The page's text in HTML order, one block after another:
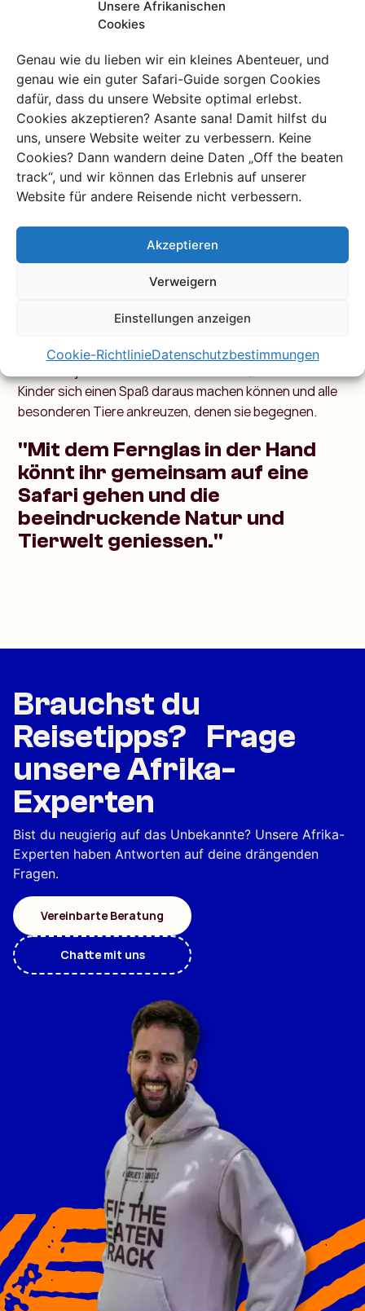
Unsere Afrikanischen
Cookies
Genau wie du lieben wir ein kleines Abenteuer, und
genau wie ein guter Safari-Guide sorgen Cookies
dafür, dass du unsere Website optimal erlebst.
Cookies akzeptieren? Asante sana! Damit hilfst du
uns, unsere Website weiter zu verbessern. Keine
Cookies? Dann wandern deine Daten „Off the beaten
track“, und wir können das Erlebnis auf unserer
Website für andere Reisende nicht verbessern.
Akzeptieren
Verweigern
Einstellungen anzeigen
Cookie-RichtlinieDatenschutzbestimmungen
bevor die Safari beginnt? Kenia ist das einzige Land der
Welt, in dem ein Nationalpark an die Hauptstadt
angrenzt: Etwas außerhalb des Zentrums der
Megastadt Nairobibetrittst den kleinsten Park des
Landes. Wobei klein relativ ist. Mit der Skyline im
Hintergrund siehst du garantiert Giraffen, Büffel,
Zebras und Antilopen, und auch Löwen sind hier eher
überquert eine Familie der vom Aussterben bedrohten
Spitzmaulnashörner die Straße vor deinem Auto!
Noch ein kleiner Tipp
von Charlie...
Kinder sich einen Spaß daraus machen können und alle
besonderen Tiere ankreuzen, denen sie begegnen.
"Mit dem Fernglas in der Hand
könnt ihr gemeinsam auf eine
Safari gehen und die
beeindruckende Natur und
Tierwelt geniessen."
Brauchst du
Reisetipps? Frage
unsere Afrika-
Experten
Bist du neugierig auf das Unbekannte? Unsere Afrika-
Experten haben Antworten auf deine drängenden
Fragen.
Vereinbarte Beratung
Chatte mit uns